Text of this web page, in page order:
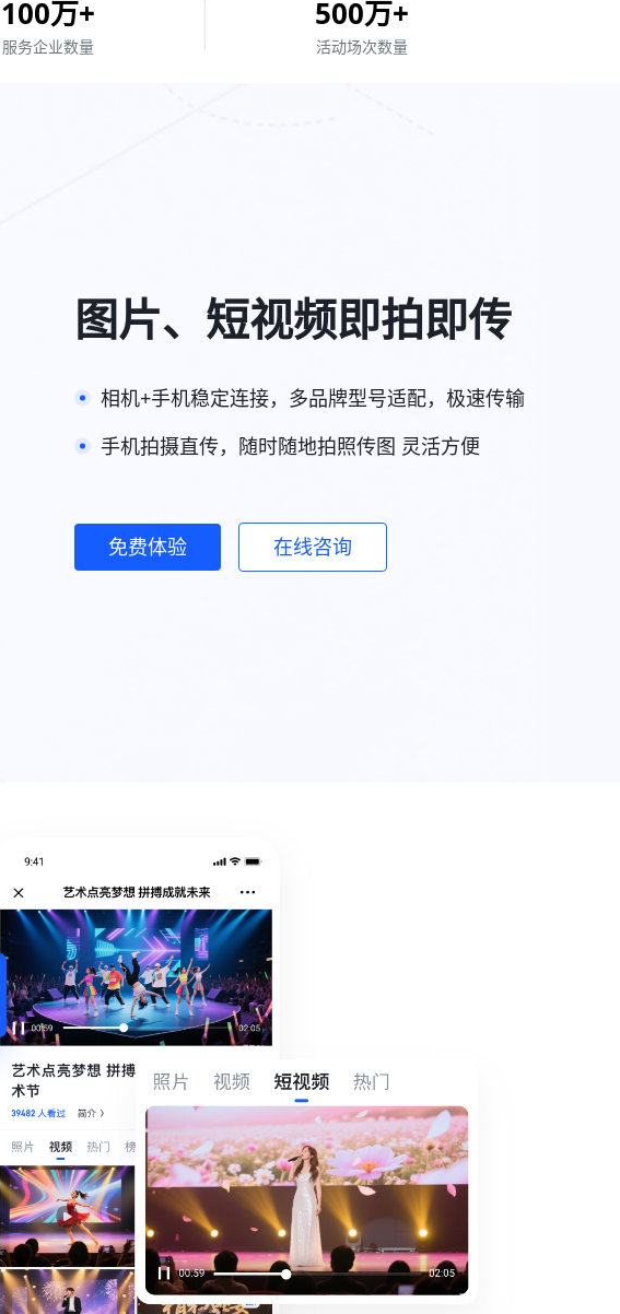
100万+
服务企业数量
500万+
活动场次数量
图片、短视频即拍即传
相机+手机稳定连接，多品牌型号适配，极速传输
手机拍摄直传，随时随地拍照传图 灵活方便
免费体验 在线咨询